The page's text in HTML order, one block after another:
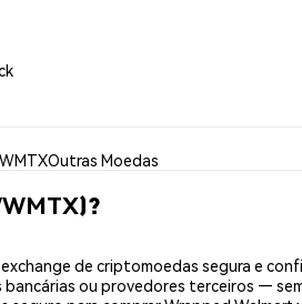
Outras Moedas
de criptomoedas segura e
ou provedores terceiros —